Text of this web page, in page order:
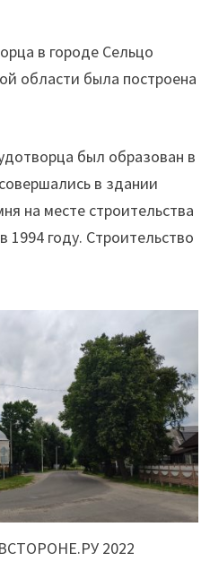
в городе Сельцо
области была построена
был образован в
в здании
на месте строительства
1994 году. Строительство
2022